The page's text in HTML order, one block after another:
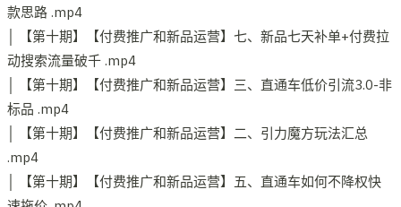
款思路 .mp4
│ 【第十期】【付费推广和新品运营】七、新品七天补单+付费拉
动搜索流量破千 .mp4
│ 【第十期】【付费推广和新品运营】三、直通车低价引流3.0-非
标品 .mp4
│ 【第十期】【付费推广和新品运营】二、引力魔方玩法汇总
.mp4
│ 【第十期】【付费推广和新品运营】五、直通车如何不降权快